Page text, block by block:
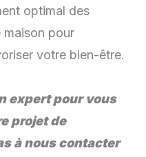
optimal des
maison pour
votre bien-être.
expert pour vous
projet de
à nous contacter